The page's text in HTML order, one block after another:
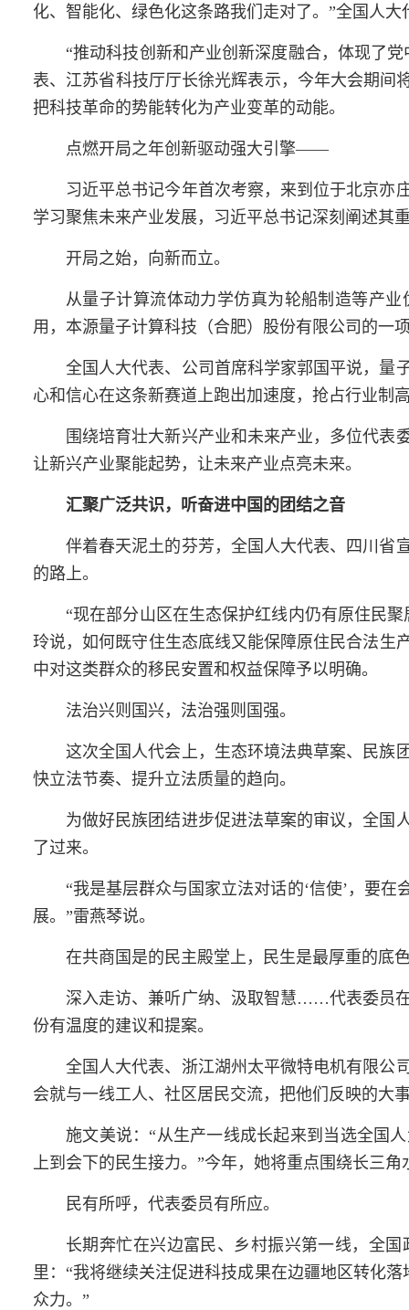
化、智能化、绿色化这条路我们走对了。”全国人
“推动科技创新和产业创新深度融合，体现了
表、江苏省科技厅厅长徐光辉表示，今年大会期间
把科技革命的势能转化为产业变革的动能。
点燃开局之年创新驱动强大引擎——
习近平总书记今年首次考察，来到位于北京亦
学习聚焦未来产业发展， 习近平总书记深刻阐述其
开局之始，向新而立。
从量子计算流体动力学仿真为轮船制造等产
用，本源量子计算科技（合肥）股份有限公司的一
全国人大代表、公司首席科学家郭国平说，量
心和信心在这条新赛道上跑出加速度，抢占行业制
围绕培育壮大新兴产业和未来产业，多位代表
让新兴产业聚能起势，让未来产业点亮未来。
汇聚广泛共识，听奋进中国的团结之音
伴着春天泥土的芬芳，全国人大代表、四川省
的路上。
“现在部分山区在生态保护红线内仍有原住民聚
玲说，如何既守住生态底线又能保障原住民合法生
中对这类群众的移民安置和权益保障予以明确。
法治兴则国兴，法治强则国强。
这次全国人代会 上，生态环境法典草案、民
快立法节奏、提升立法质量的趋向。
为做好民族团结进步促进法草案的审议，全国
了过来。
“我是基层群众与国家立法对话的‘信使’，要
展。”雷燕琴说。
在共商国是的民主殿堂上，民生是最厚重的底
深入走访、兼听广纳、汲取智慧……代表委员
份有温度的建议和提案。
全国人大代表、浙江湖州太平微特电机有限公
会就与一线工人、社区居民交流，把他们反映的大
施文美说：“从生产一线成长起来到当选全国
上到会下的民生接力。”今年，她将重点围绕长三
民有所呼，代表委员有所应。
长期奔忙在兴边富民、乡村振兴第一线，全
里：“我将继续关注促进科技成果在边疆地区转化
众力。”